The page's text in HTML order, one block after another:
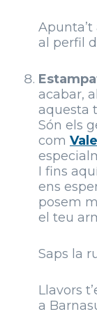
al perfil
acabar,
aquesta
Són els
com
I fins
ens
posem
el teu
Saps la
Llavors
a